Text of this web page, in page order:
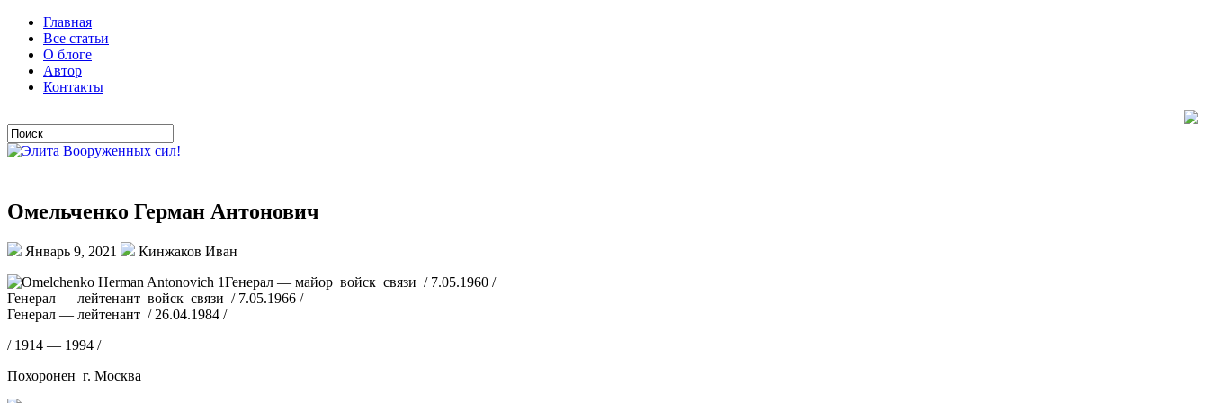
Главная
Все статьи
О блоге
Автор
Контакты
Омельченко Герман Антонович
Январь 9, 2021
Кинжаков Иван
Генерал — майор войск связи / 7.05.1960 /
Генерал — лейтенант войск связи / 7.05.1966 /
Генерал — лейтенант / 26.04.1984 /
/ 1914 — 1994 /
Похоронен г. Москва